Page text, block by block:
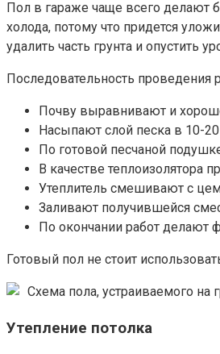
Пол в гараже чаще всего делают
холода, потому что придется
удалить часть грунта и опустить
Последовательность проведения
Почву выравнивают и
Насыпают слой песка в 10-
По готовой песчаной
В качестве теплоизолятора
Утеплитель смешивают с
Заливают получившейся
По окончании работ делают
Готовый пол не стоит
Схема пола, устраиваемого на
Утепление потолка